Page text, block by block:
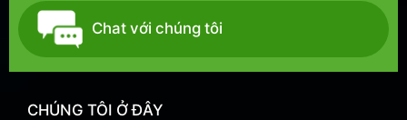
Chat với chúng tôi
CHÚNG TÔI Ở ĐÂY